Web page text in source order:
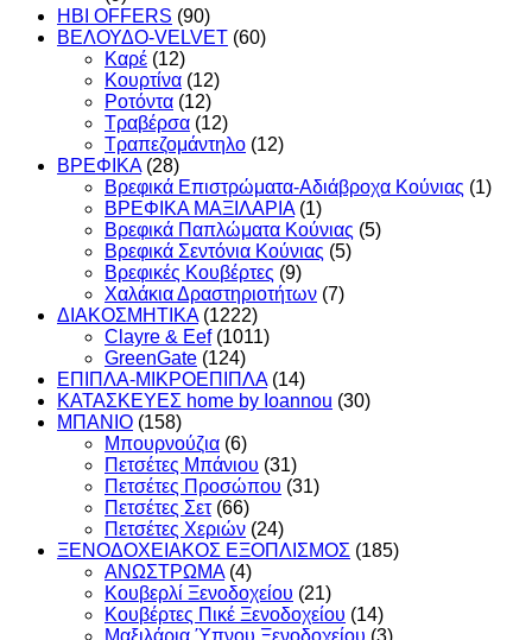
HBI OFFERS (90)
ΒΕΛΟΥΔΟ-VELVET (60)
Καρέ (12)
Κουρτίνα (12)
Ροτόντα (12)
Τραβέρσα (12)
Τραπεζομάντηλο (12)
ΒΡΕΦΙΚΑ (28)
Βρεφικά Επιστρώματα-Αδιάβροχα Κούνιας (1)
ΒΡΕΦΙΚΑ ΜΑΞΙΛΑΡΙΑ (1)
Βρεφικά Παπλώματα Κούνιας (5)
Βρεφικά Σεντόνια Κούνιας (5)
Βρεφικές Κουβέρτες (9)
Χαλάκια Δραστηριοτήτων (7)
ΔΙΑΚΟΣΜΗΤΙΚΑ (1222)
Clayre & Eef (1011)
GreenGate (124)
ΕΠΙΠΛΑ-ΜΙΚΡΟΕΠΙΠΛΑ (14)
ΚΑΤΑΣΚΕΥΕΣ home by Ioannou (30)
ΜΠΑΝΙΟ (158)
Μπουρνούζια (6)
Πετσέτες Μπάνιου (31)
Πετσέτες Προσώπου (31)
Πετσέτες Σετ (66)
Πετσέτες Χεριών (24)
ΞΕΝΟΔΟΧΕΙΑΚΟΣ ΕΞΟΠΛΙΣΜΟΣ (185)
ΑΝΩΣΤΡΩΜΑ (4)
Κουβερλί Ξενοδοχείου (21)
Κουβέρτες Πικέ Ξενοδοχείου (14)
Μαξιλάρια Ύπνου Ξενοδοχείου (3)